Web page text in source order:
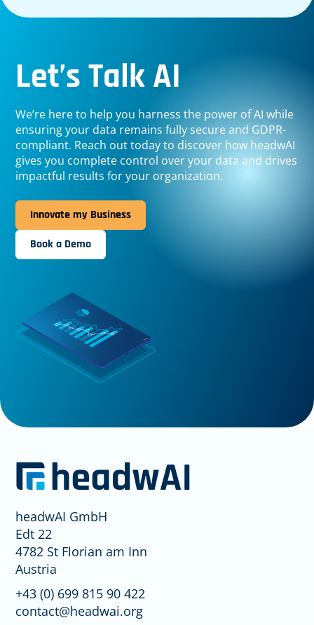
Let’s Talk AI
We’re here to help you harness the power of AI while
ensuring your data remains fully secure and GDPR-
compliant. Reach out today to discover how headwAI
gives you complete control over your data and drives
impactful results for your organization.
Innovate my Business
Book a Demo
headwAI GmbH
Edt 22
4782 St Florian am Inn
Austria
+43 (0) 699 815 90 422
contact@headwai.org